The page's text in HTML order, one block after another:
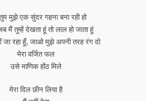
मुझे एक सुंदर गहना बना रही हो
मैं तुम्हें देखता हूं तो लाल हो जाता हूं
जा रहा हूँ, जाओ मुझे अपनी तरह रंग दो
मेरा वर्जित फल
उसे माणिक होंठ मिले
मेरा दिल छीन लिया है